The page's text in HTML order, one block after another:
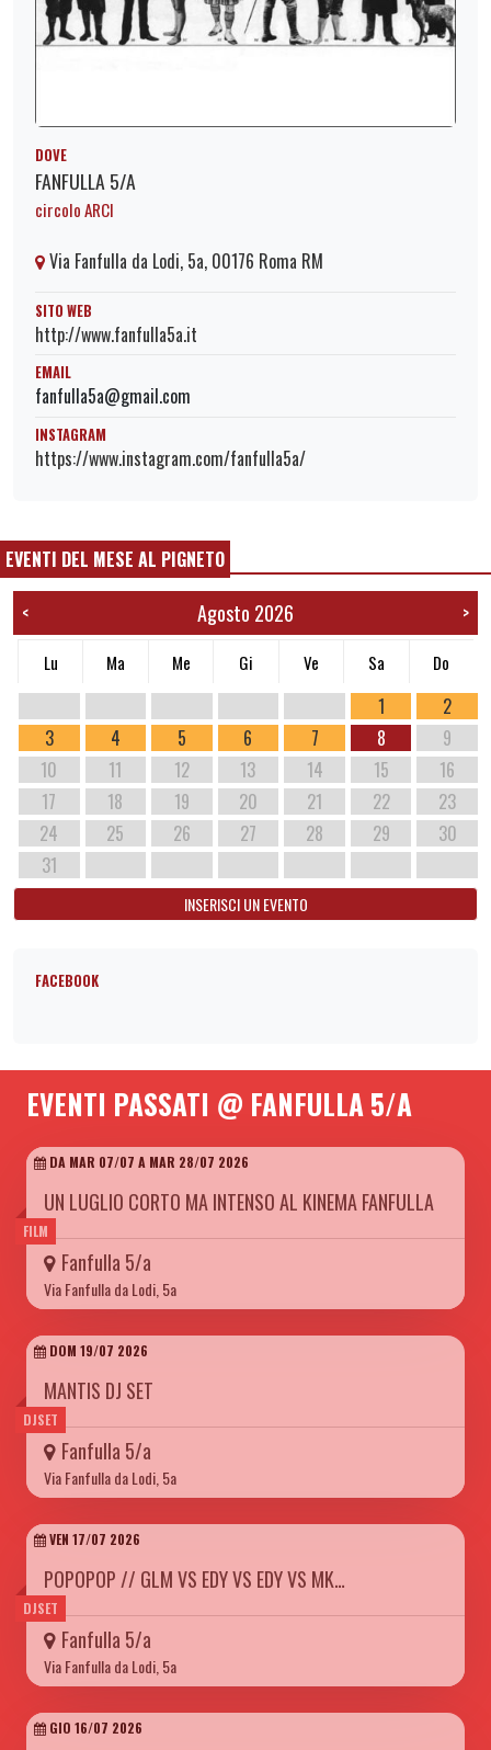
DOVE
FANFULLA 5/A
circolo ARCI
Via Fanfulla da Lodi, 5a, 00176 Roma RM
SITO WEB
http://www.fanfulla5a.it
EMAIL
fanfulla5a@gmail.com
INSTAGRAM
https://www.instagram.com/fanfulla5a/
EVENTI DEL MESE AL PIGNETO
< Agosto 2026 >
Lu Ma Me Gi Ve Sa Do
1
2
3
4 5 6 7 8
9
10
11 12 13 14 15
16
17
18 19 20 21 22
23
24
25 26 27 28 29
30
31
INSERISCI UN EVENTO
FACEBOOK
EVENTI PASSATI @ FANFULLA 5/A
FILM
DA MAR 07/07 A MAR 28/07 2026
UN LUGLIO CORTO MA INTENSO AL KINEMA FANFULLA
Fanfulla 5/a
Via Fanfulla da Lodi, 5a
DJSET
DOM 19/07 2026
MANTIS DJ SET
Fanfulla 5/a
Via Fanfulla da Lodi, 5a
DJSET
VEN 17/07 2026
POPOPOP // GLM VS EDY VS EDY VS MK…
Fanfulla 5/a
Via Fanfulla da Lodi, 5a
GIO 16/07 2026